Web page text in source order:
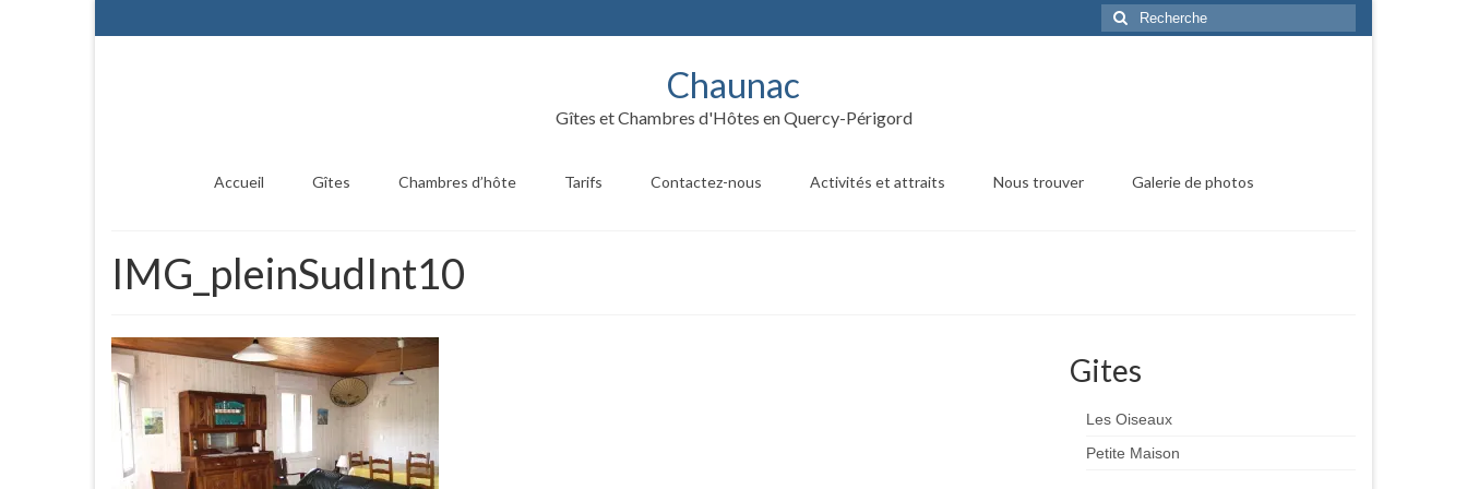
Rechercher
:
Chaunac
Gîtes et Chambres d'Hôtes en Quercy-Périgord
Accueil Gîtes Chambres d’hôte Tarifs Contactez-nous Activités et attraits Nous trouver Galerie de photos
IMG_pleinSudInt10
Gites
Les Oiseaux
Petite Maison